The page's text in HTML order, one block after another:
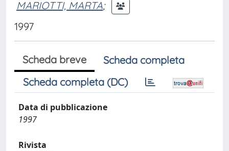
MARIOTTI, MARTA;
1997
Scheda breve
Scheda completa
Scheda completa (DC)
Data di pubblicazione
1997
Rivista